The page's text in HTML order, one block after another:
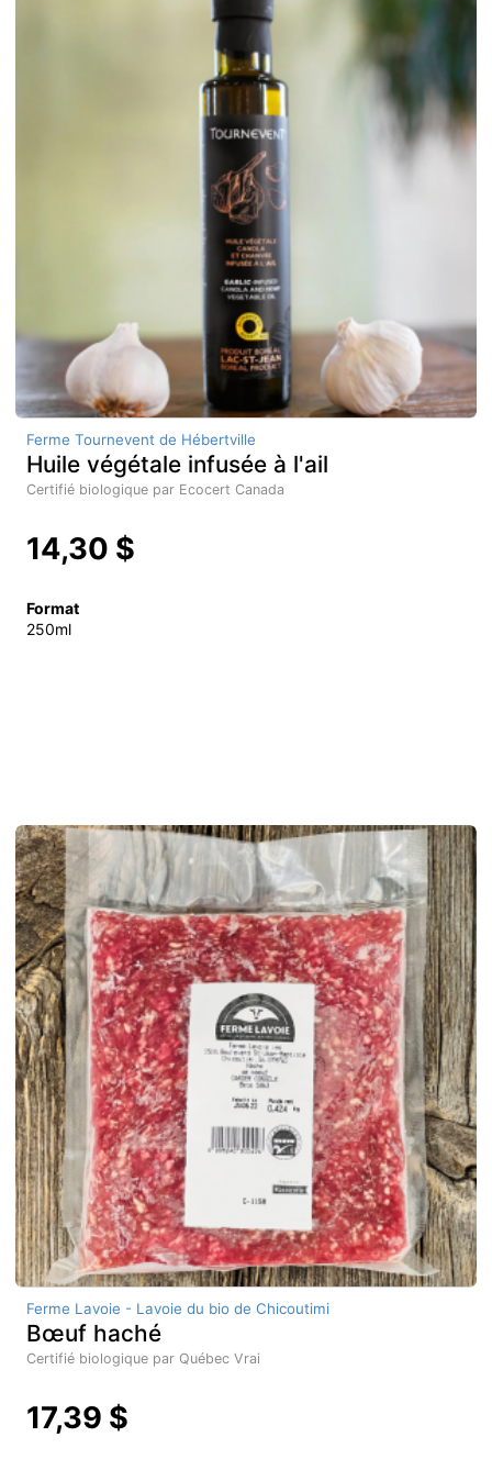
Ferme Tournevent de Hébertville
Huile végétale infusée à l'ail
Certifié biologique par Ecocert Canada
14,30 $
Format
250ml
Ferme Lavoie - Lavoie du bio de Chicoutimi
Bœuf haché
Certifié biologique par Québec Vrai
17,39 $